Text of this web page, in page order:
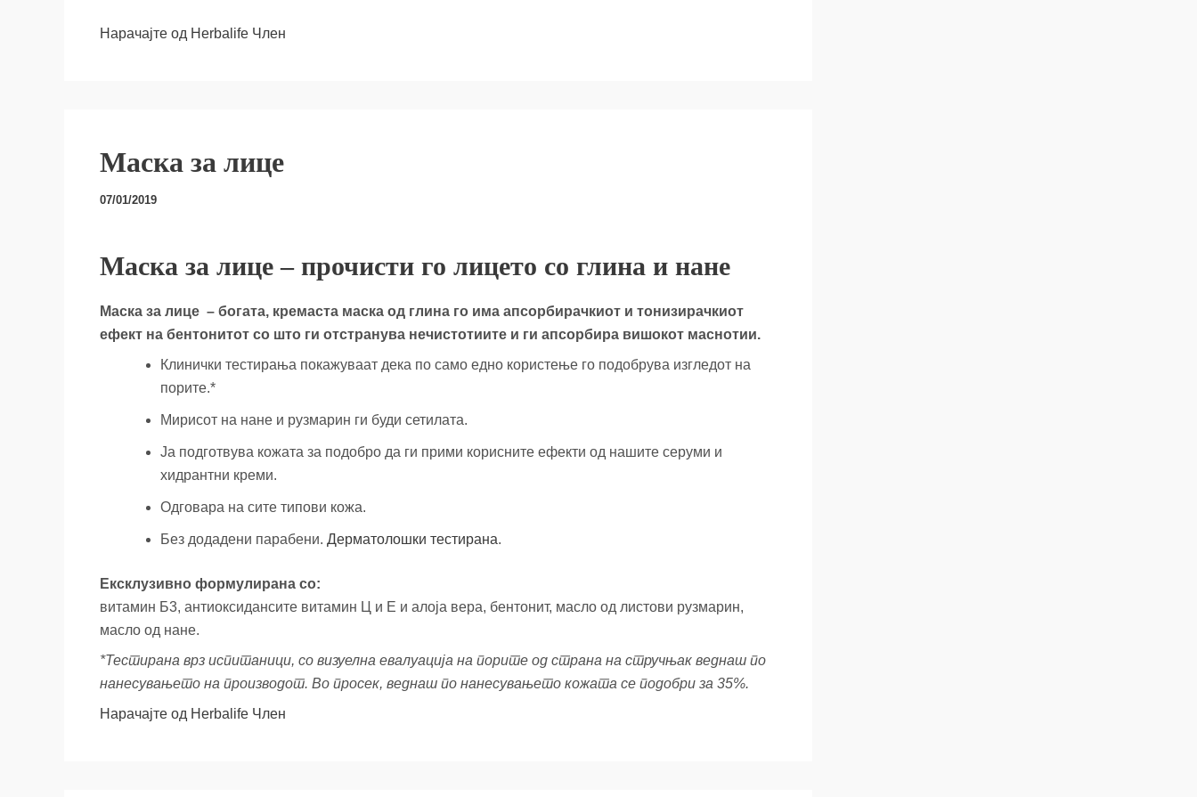
Нарачајте од Herbalife Член
Маска за лице
07/01/2019
Маска за лице – прочисти го лицето со глина и нане
Маска за лице – богата, кремаста маска од глина го има апсорбирачкиот и тонизирачкиот
ефект на бентонитот со што ги отстранува нечистотиите и ги апсорбира вишокот маснотии.
Клинички тестирања покажуваат дека по само едно користење го подобрува изгледот на
порите.*
Мирисот на нане и рузмарин ги буди сетилата.
Ја подготвува кожата за подобро да ги прими корисните ефекти од нашите серуми и
хидрантни креми.
Одговара на сите типови кожа.
Без додадени парабени. Дерматолошки тестирана.
Ексклузивно формулирана со:
витамин Б3, антиоксидансите витамин Ц и Е и алоја вера, бентонит, масло од листови рузмарин,
масло од нане.
*Тестирана врз испитаници, со визуелна евалуација на порите од страна на стручњак веднаш по
нанесувањето на производот. Во просек, веднаш по нанесувањето кожата се подобри за 35%.
Нарачајте од Herbalife Член